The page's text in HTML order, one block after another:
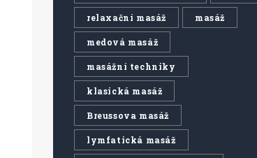
relaxační masáž masáž
medová masáž
masážní techniky
klasická masáž
Breussova masáž
lymfatická masáž